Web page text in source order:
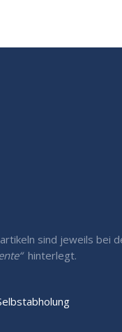
sind jeweils bei
hinterlegt.